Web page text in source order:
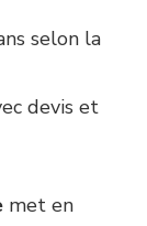
selon la
devis et
met en